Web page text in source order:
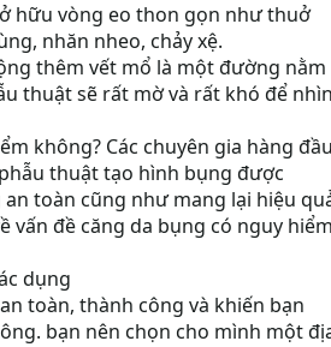
hữu vòng eo thon gọn như thuở
nhăn nheo, chảy xệ.
thêm vết mổ là một đường nằm
thuật sẽ rất mờ và rất khó để
không? Các chuyên gia hàng
thuật tạo hình bụng được
toàn cũng như mang lại hiệu
vấn đề căng da bụng có nguy
dụng
toàn, thành công và khiến bạn
bạn nên chọn cho mình một